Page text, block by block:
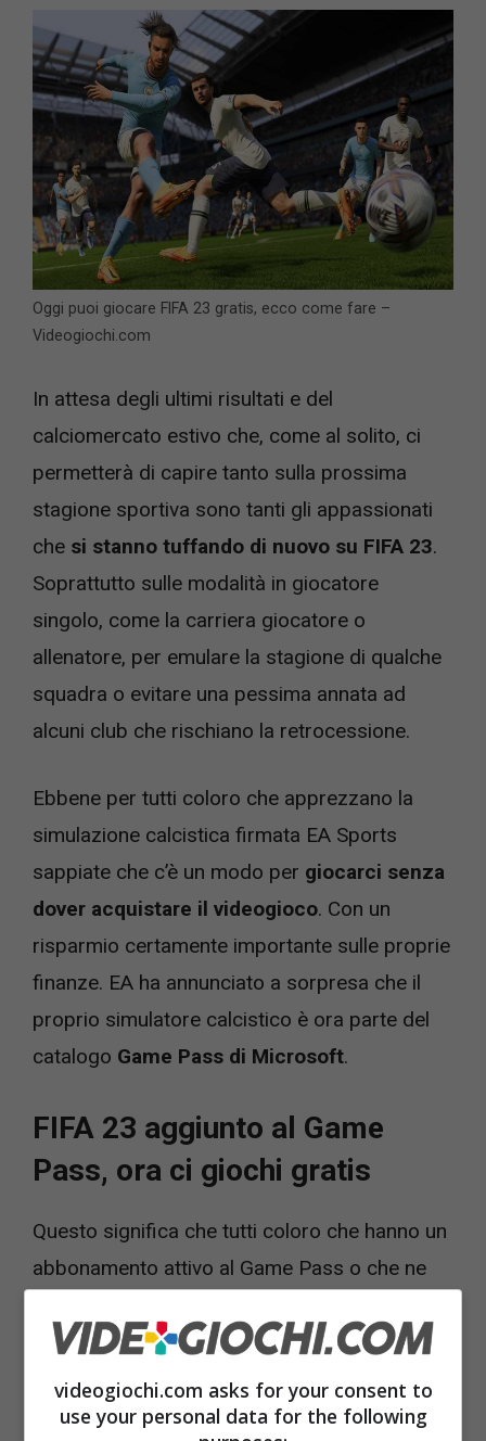
Oggi puoi giocare FIFA 23 gratis, ecco come fare –
Videogiochi.com
In attesa degli ultimi risultati e del
calciomercato estivo che, come al solito, ci
permetterà di capire tanto sulla prossima
stagione sportiva sono tanti gli appassionati
che si stanno tuffando di nuovo su FIFA 23.
Soprattutto sulle modalità in giocatore
singolo, come la carriera giocatore o
allenatore, per emulare la stagione di qualche
squadra o evitare una pessima annata ad
alcuni club che rischiano la retrocessione.
Ebbene per tutti coloro che apprezzano la
simulazione calcistica firmata EA Sports
sappiate che c’è un modo per giocarci senza
dover acquistare il videogioco. Con un
risparmio certamente importante sulle proprie
finanze. EA ha annunciato a sorpresa che il
proprio simulatore calcistico è ora parte del
catalogo Game Pass di Microsoft.
FIFA 23 aggiunto al Game
Pass, ora ci giochi gratis
Questo significa che tutti coloro che hanno un
abbonamento attivo al Game Pass o che ne
gratuitamente a FIFA 23, senza doverlo
acquistare a prezzo pieno, e
soltanto il costo dell’abbonamento. Quindi
videogiochi.com asks for your consent to
use your personal data for the following